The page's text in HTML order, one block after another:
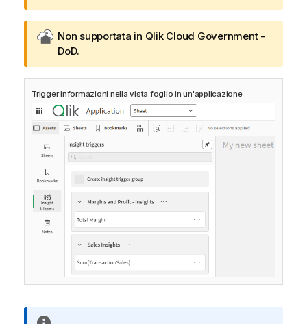
o
v
n
o
t
e
-
n
G
o
v
n
o
t
Non supportata in Qlik Cloud Government -
DoD.
Trigger informazioni nella vista foglio in un'applicazione